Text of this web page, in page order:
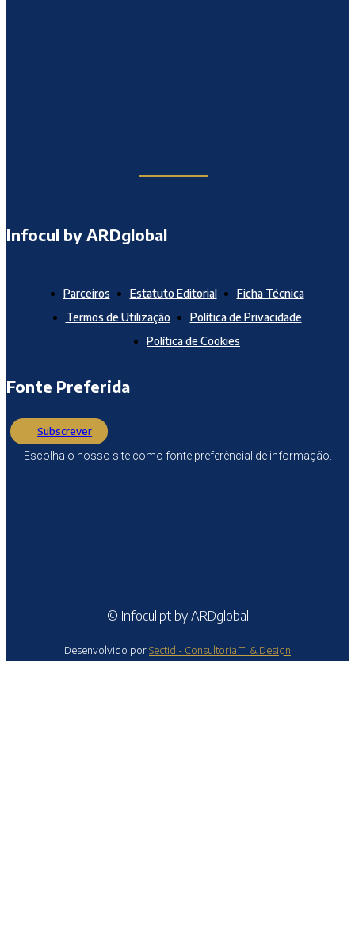
Infocul by ARDglobal
Parceiros Estatuto Editorial
Ficha Técnica
Termos de Utilização
Política de Privacidade
Política de Cookies
Fonte Preferida
Subscrever
Escolha o nosso site como fonte preferêncial de informação.
© Infocul.pt by ARDglobal
Desenvolvido porSectid - Consultoria TI & Design